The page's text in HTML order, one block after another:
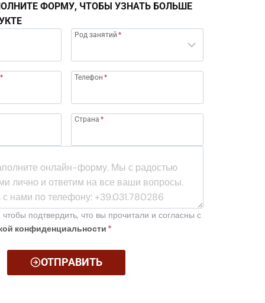
ФОРМУ, ЧТОБЫ УЗНАТЬ БОЛЬШЕ
Род занятий *
* Телефон *
Страна *
подтвердить, что вы прочитали и согласны с
конфиденциальности *
ОТПРАВИТЬ